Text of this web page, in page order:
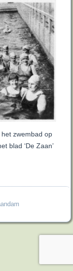
zwembad op
blad ‘De Zaan’